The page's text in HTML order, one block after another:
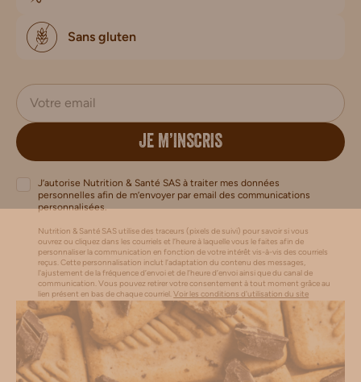
Sans gluten
JE M’INSCRIS
J’autorise Nutrition & Santé SAS à traiter mes données
personnelles afin de m’envoyer par email des communications
personnalisées.
Nutrition & Santé SAS utilise des traceurs (pixels de suivi) pour savoir si vous
ouvrez ou cliquez dans les courriels et l’heure à laquelle vous le faites afin de
personnaliser la communication en fonction de votre intérêt vis-à-vis des courriels
reçus. Cette personnalisation inclut l’adaptation du contenu des messages,
l'ajustement de la fréquence d’envoi et de l’heure d’envoi ainsi que du canal de
communication. Vous pouvez retirer votre consentement à tout moment grâce au
lien présent en bas de chaque courriel.Voir les conditions d'utilisation du site